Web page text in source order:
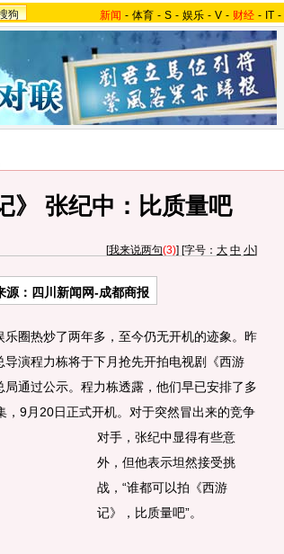
狗 新闻 - 体育 - S - 娱乐 - V - 财经 - IT -
》 张纪中：比质量吧
[我来说两句(3)] [字号： 大 中 小]
源：四川新闻网-成都商报
圈热炒了两年多，至今仍无开机的迹象。昨
演程力栋将于下月抢先开拍电视剧《西游
通过公示。程力栋透露，他们早已安排了多
9月20日正式开机。 对于突然冒出来的竞争
对手，张纪中显得有些意
外，但他表示坦然接受挑
战，“谁都可以拍《西游
记》，比质量吧”。